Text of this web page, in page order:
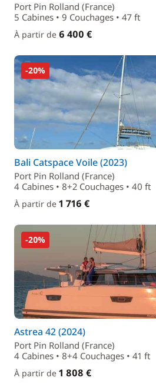
Port Pin Rolland (France)
5 Cabines • 9 Couchages • 47 ft
À partir de 6 400 €
-20%
Bali Catspace Voile (2023)
Port Pin Rolland (France)
4 Cabines • 8+2 Couchages • 40 ft
À partir de 1 716 €
-20%
Astrea 42 (2024)
Port Pin Rolland (France)
4 Cabines • 8+4 Couchages • 41 ft
À partir de 1 808 €